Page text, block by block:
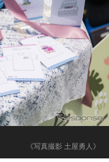
《写真撮影 土屋勇人》